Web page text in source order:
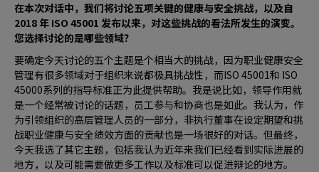
在本次对话中，我们将讨论五项关键的健康与安全挑战，以及自
2018 年 ISO 45001 发布以来，对这些挑战的看法所发生的演变。
您选择讨论的是哪些领域？
要确定今天讨论的五个主题是个相当大的挑战，因为职业健康安全
管理有很多领域对于组织来说都极具挑战性，而ISO 45001和 ISO
45000系列的指导标准正为此提供帮助。我是说比如，领导作用就
是一个经常被讨论的话题，员工参与和协商也是如此。我认为，作
为引领组织的高层管理人员的一部分，非执行董事在设定期望和挑
战职业健康与安全绩效方面的贡献也是一场很好的对话。但最终，
今天我选了其它主题，包括我认为近年来我们已经看到实际进展的
地方，以及可能需要做更多工作以及标准可以促进辩论的地方。